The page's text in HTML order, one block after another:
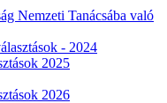
Nemzeti Tanácsába való
- 2024
2025
2026